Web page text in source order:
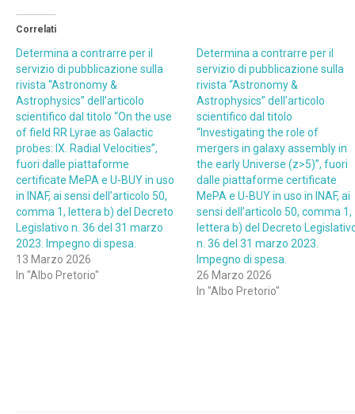
Correlati
Determina a contrarre per il
servizio di pubblicazione sulla
rivista “Astronomy &
Astrophysics” dell’articolo
scientifico dal titolo “On the use
of field RR Lyrae as Galactic
probes: IX. Radial Velocities”,
fuori dalle piattaforme
certificate MePA e U-BUY in uso
in INAF, ai sensi dell’articolo 50,
comma 1, lettera b) del Decreto
Legislativo n. 36 del 31 marzo
2023. Impegno di spesa.
13 Marzo 2026
In "Albo Pretorio"
Determina a contrarre per il
servizio di pubblicazione sulla
rivista “Astronomy &
Astrophysics” dell’articolo
scientifico dal titolo
“Investigating the role of
mergers in galaxy assembly in
the early Universe (z>5)”, fuori
dalle piattaforme certificate
MePA e U-BUY in uso in INAF, ai
sensi dell’articolo 50, comma 1,
lettera b) del Decreto
n. 36 del 31 marzo 2023.
Impegno di spesa.
26 Marzo 2026
In "Albo Pretorio"